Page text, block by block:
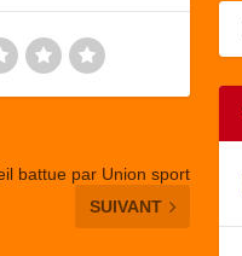
battue par Union sport
SUIVANT